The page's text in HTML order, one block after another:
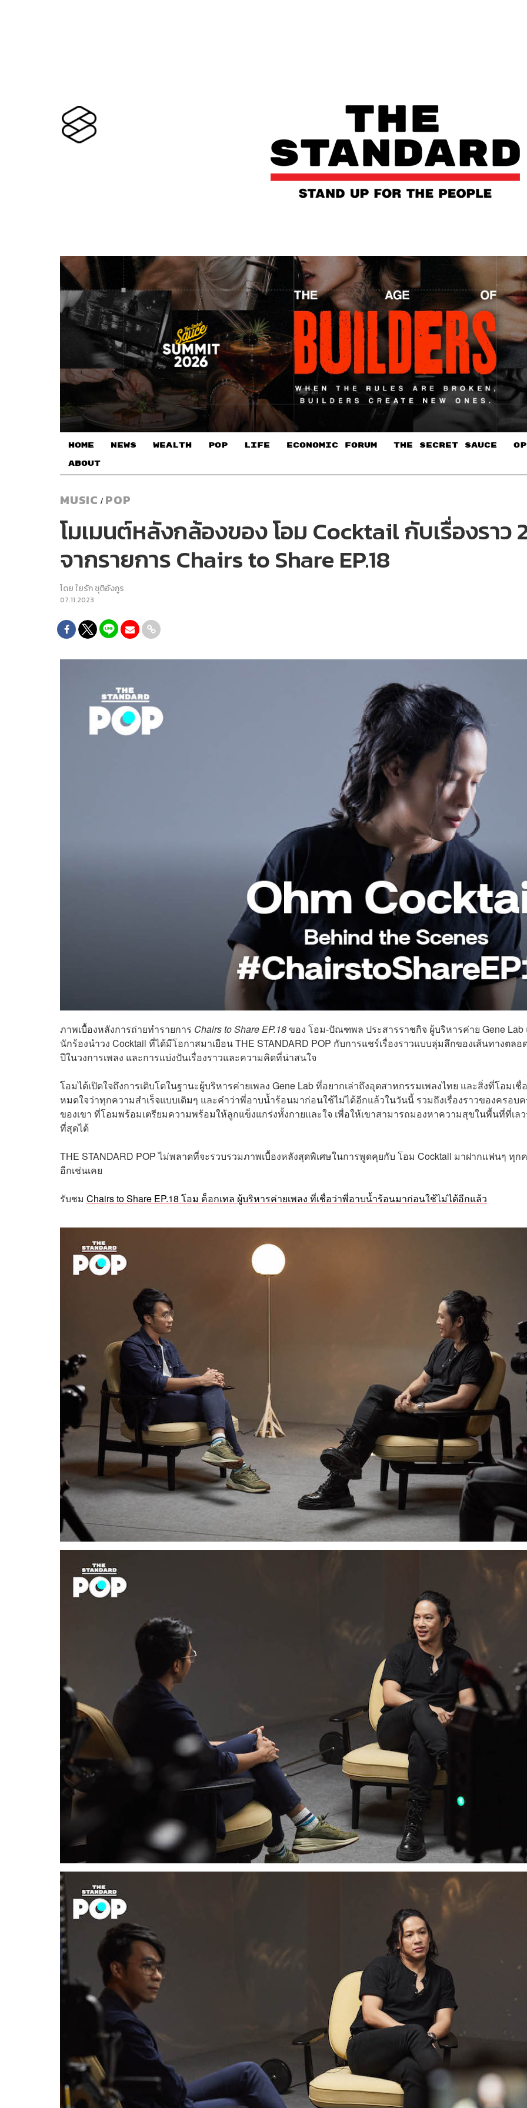
HOME NEWS WEALTH POP LIFE ECONOMIC FORUM THE SECRET SAUCE​
ABOUT
MUSIC / POP
โมเมนต์หลังกล้องของ โอม Cocktail กับเรื่องราว
จากรายการ Chairs to Share EP.18
โดยใยรัก ชุติอังกูร
07.11.2023
ภาพเบื้องหลังการถ่ายทำรายการ Chairs to Share EP.18ของ โอม-ปัณฑพล ประสารราชกิจ ผู้บริหารค่าย Gene Lab
นักร้องนำวง Cocktail ที่ได้มีโอกาสมาเยือน THE STANDARD POP กับการแชร์เรื่องราวแบบลุ่มลึกของเส้นทางตลอ
ปีในวงการเพลง และการแบ่งปันเรื่องราวและความคิดที่น่าสนใจ
โอมได้เปิดใจถึงการเติบโตในฐานะผู้บริหารค่ายเพลง Gene Lab ที่อยากเล่าถึงอุตสาหกรรมเพลงไทย และสิ่งที่โอมเชื่อ
หมดใจว่าทุกความสำเร็จแบบเดิมๆ และคำว่าพี่อาบน้ำร้อนมาก่อนใช้ไม่ได้อีกแล้วในวันนี้ รวมถึงเรื่องราวของครอบ
ของเขา ที่โอมพร้อมเตรียมความพร้อมให้ลูกแข็งแกร่งทั้งกายและใจ เพื่อให้เขาสามารถมองหาความสุขในพื้นที่ที่เลว
ที่สุดได้
THE STANDARD POP ไม่พลาดที่จะรวบรวมภาพเบื้องหลังสุดพิเศษในการพูดคุยกับ โอม Cocktail มาฝากแฟนๆ ทุก
อีกเช่นเคย
รับชม Chairs to Share EP.18 โอม ค็อกเทล ผู้บริหารค่ายเพลง ที่เชื่อว่าพี่อาบน้ำร้อนมาก่อนใช้ไม่ได้อีกแล้ว